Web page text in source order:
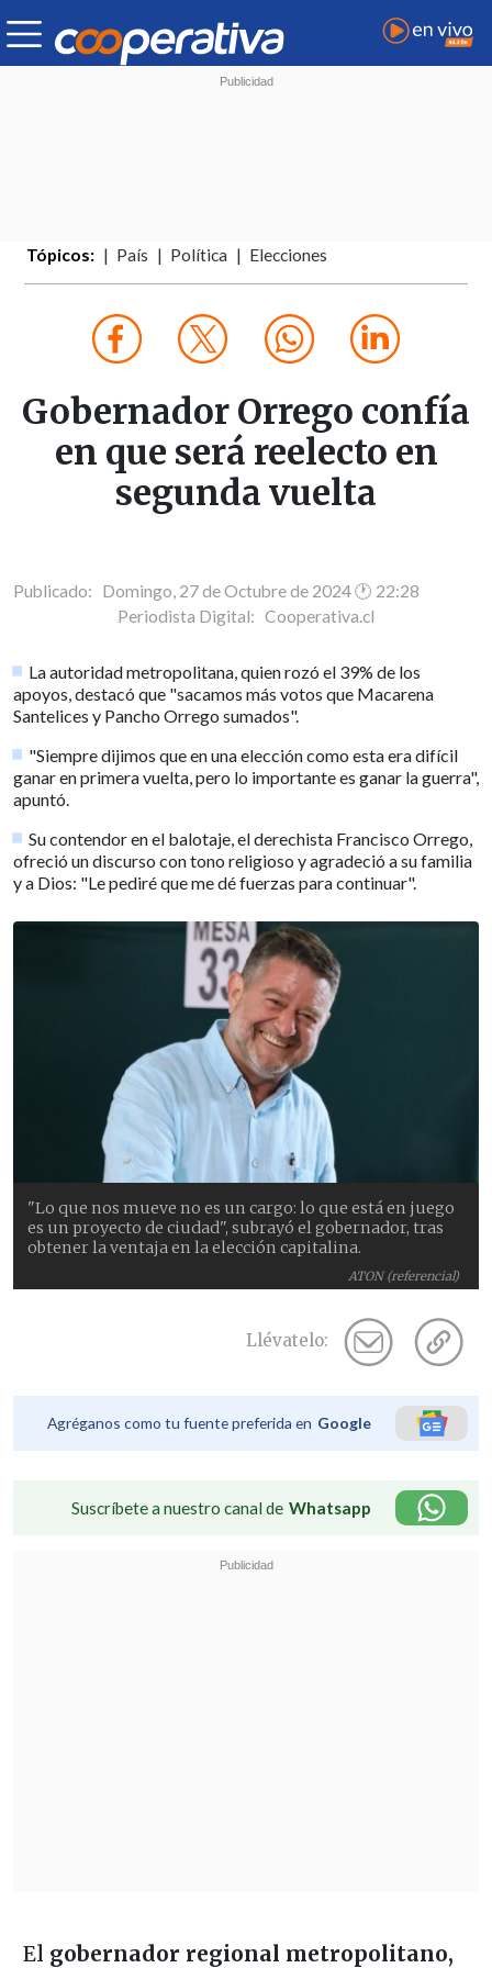
Tópicos: País Política Elecciones
Gobernador Orrego confía
en que será reelecto en
segunda vuelta
Publicado: Domingo, 27 de Octubre de 2024 🕐 22:28
Periodista Digital: Cooperativa.cl
La autoridad metropolitana, quien rozó el 39% de los
apoyos, destacó que "sacamos más votos que Macarena
Santelices y Pancho Orrego sumados".
"Siempre dijimos que en una elección como esta era difícil
ganar en primera vuelta, pero lo importante es ganar la guerra",
apuntó.
Su contendor en el balotaje, el derechista Francisco Orrego,
ofreció un discurso con tono religioso y agradeció a su familia
y a Dios: "Le pediré que me dé fuerzas para continuar".
ATON (referencial)
"Lo que nos mueve no es un cargo: lo que está en juego
es un proyecto de ciudad", subrayó el gobernador, tras
obtener la ventaja en la elección capitalina.
Llévatelo:
Agréganos como tu fuente preferida en Google
Suscríbete a nuestro canal de Whatsapp
El gobernador regional metropolitano,